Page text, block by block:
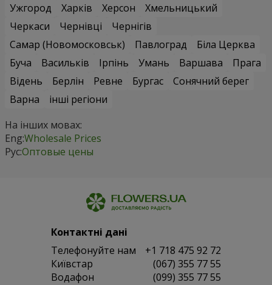
Ужгород
Харків Херсон
Хмельницький
Черкаси
Чернівці
Чернігів
Самар (Новомосковськ)
Павлоград
Біла Церква
Буча
Васильків Ірпінь Умань Варшава
Прага
Відень
Берлін Ревне Бургас
Сонячний берег
Варна
інші регіони
На інших мовах:
Eng:Wholesale Prices
Рус:Оптовые цены
Контактні дані
Телефонуйте нам
+1 718 475 92 72
Київстар
(067) 355 77 55
Водафон
(099) 355 77 55